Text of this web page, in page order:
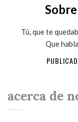
Tú, que te
Que
acerca de